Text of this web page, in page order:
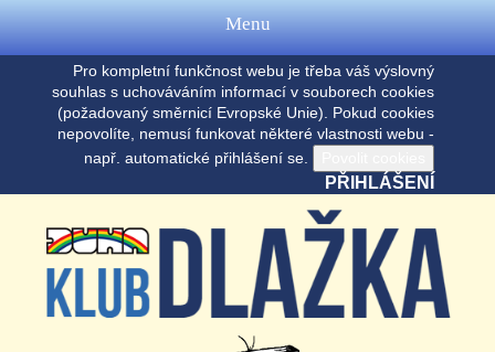
Pro kompletní funkčnost webu je třeba váš výslovný
souhlas s uchováváním informací v souborech cookies
(požadovaný směrnicí Evropské Unie). Pokud cookies
nepovolíte, nemusí funkovat některé vlastnosti webu -
např. automatické přihlášení se.
PŘIHLÁŠENÍ